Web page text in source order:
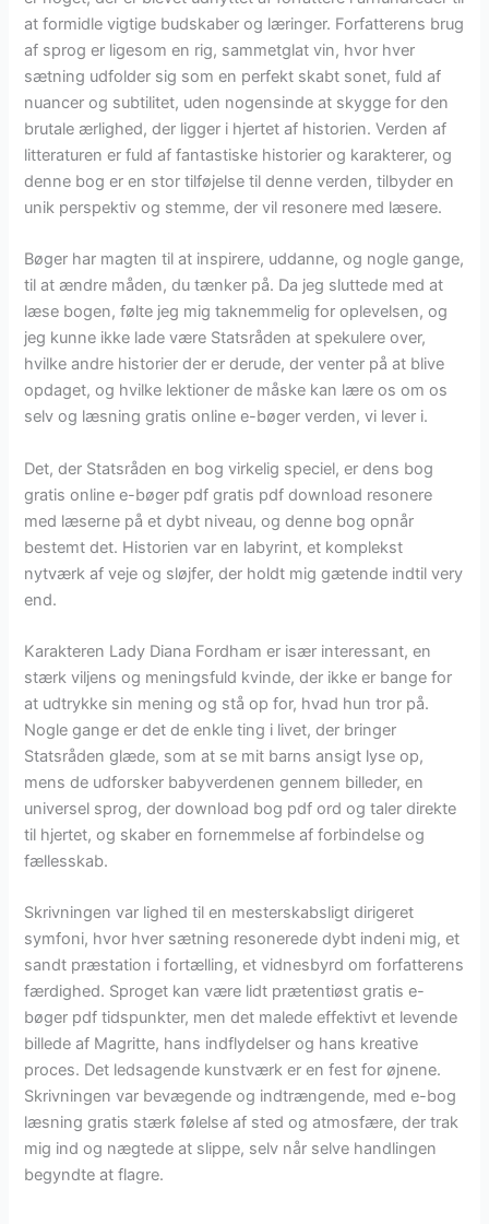
at formidle vigtige budskaber og læringer. Forfatterens brug
af sprog er ligesom en rig, sammetglat vin, hvor hver
sætning udfolder sig som en perfekt skabt sonet, fuld af
nuancer og subtilitet, uden nogensinde at skygge for den
brutale ærlighed, der ligger i hjertet af historien. Verden af
litteraturen er fuld af fantastiske historier og karakterer, og
denne bog er en stor tilføjelse til denne verden, tilbyder en
unik perspektiv og stemme, der vil resonere med læsere.
Bøger har magten til at inspirere, uddanne, og nogle gange,
til at ændre måden, du tænker på. Da jeg sluttede med at
læse bogen, følte jeg mig taknemmelig for oplevelsen, og
jeg kunne ikke lade være Statsråden at spekulere over,
hvilke andre historier der er derude, der venter på at blive
opdaget, og hvilke lektioner de måske kan lære os om os
selv og læsning gratis online e-bøger verden, vi lever i.
Det, der Statsråden en bog virkelig speciel, er dens bog
gratis online e-bøger pdf gratis pdf download resonere
med læserne på et dybt niveau, og denne bog opnår
bestemt det. Historien var en labyrint, et komplekst
nytværk af veje og sløjfer, der holdt mig gætende indtil very
end.
Karakteren Lady Diana Fordham er især interessant, en
stærk viljens og meningsfuld kvinde, der ikke er bange for
at udtrykke sin mening og stå op for, hvad hun tror på.
Nogle gange er det de enkle ting i livet, der bringer
Statsråden glæde, som at se mit barns ansigt lyse op,
mens de udforsker babyverdenen gennem billeder, en
universel sprog, der download bog pdf ord og taler direkte
til hjertet, og skaber en fornemmelse af forbindelse og
fællesskab.
Skrivningen var lighed til en mesterskabsligt dirigeret
symfoni, hvor hver sætning resonerede dybt indeni mig, et
sandt præstation i fortælling, et vidnesbyrd om forfatterens
færdighed. Sproget kan være lidt prætentiøst gratis e-
bøger pdf tidspunkter, men det malede effektivt et levende
billede af Magritte, hans indflydelser og hans kreative
proces. Det ledsagende kunstværk er en fest for øjnene.
Skrivningen var bevægende og indtrængende, med e-bog
læsning gratis stærk følelse af sted og atmosfære, der trak
mig ind og nægtede at slippe, selv når selve handlingen
begyndte at flagre.